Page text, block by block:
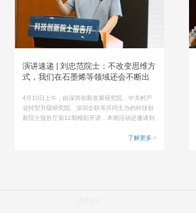
演讲速递 | 刘忠范院士：不改变思维方
式，我们在石墨烯等领域还会不断出
4月10日上午，由深圳创新发展研究院、中关村产
业转型升级研究院、深圳企联等共同主办的科技创
新院士报告厅第12期精彩开讲，本期活动还邀请到
圳市电池行业协会、深圳市微波通信技术应用行业
了解更多 >